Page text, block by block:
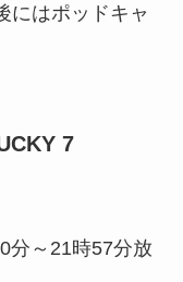
にはポッドキャ
7
分～21時57分放